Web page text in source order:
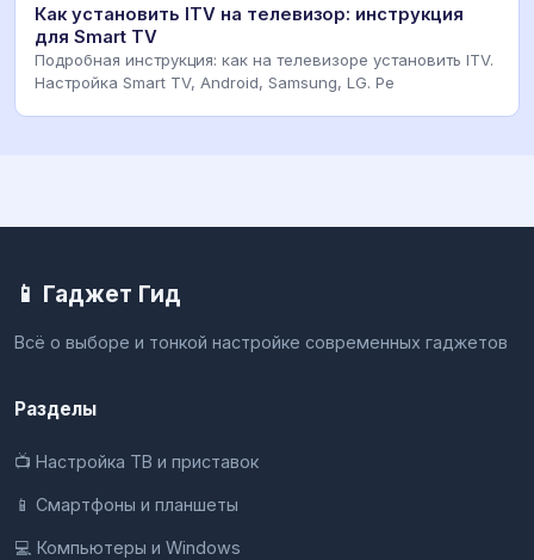
Как установить ITV на телевизор: инструкция
для Smart TV
Подробная инструкция: как на телевизоре установить ITV.
Настройка Smart TV, Android, Samsung, LG. Ре
📱 Гаджет Гид
Всё о выборе и тонкой настройке современных гаджетов
Разделы
📺 Настройка ТВ и приставок
📱 Смартфоны и планшеты
💻 Компьютеры и Windows